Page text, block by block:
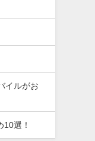
イルがお
選！